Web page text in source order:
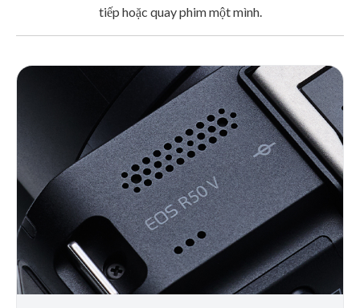
tiếp hoặc quay phim một mình.